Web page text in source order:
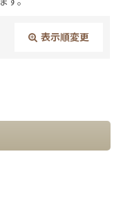
表示順変更